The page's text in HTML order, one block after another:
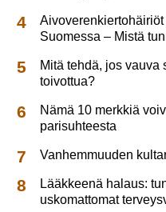
Suomessa – Mistä
Mitä tehdä, jos vauva
toivottua?
Nämä 10 merkkiä
parisuhteesta
Vanhemmuuden
Lääkkeenä halaus:
uskomattomat